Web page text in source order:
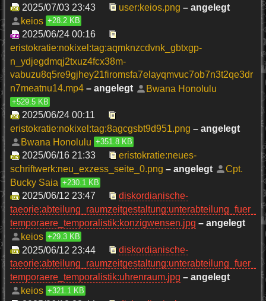
2025/07/03 23:43 user:keios.png – angelegt
keios +28.2 KB
2025/06/24 00:16
eristokratie:nokixel:tag:aqmknzcdvnk_gbtxgp-
n_ydjegdmqj2txuz4fcx38m-
vabuzu8q5re9gjhey21firomsfa7elayqmvuc7ob7n3t2qe3dr
n7meatnu14.mp4 – angelegt Bwana Honolulu
+529.5 KB
2025/06/24 00:11
eristokratie:nokixel:tag:8agcgsbt9d951.png – angelegt
Bwana Honolulu +351.8 KB
2025/06/16 21:33
eristokratie:neues-
schriftwerk:neu_exzess_seite_0.png – angelegt
Cpt.
Bucky Saia +230.1 KB
2025/06/12 23:47
diskordianische-
taeorie:abteilung_raumzeitgestaltung:unterabteilung_fuer_
temporaere_temporalistik:konzigwensen.jpg – angelegt
keios +29.3 KB
2025/06/12 23:44
diskordianische-
taeorie:abteilung_raumzeitgestaltung:unterabteilung_fuer_
temporaere_temporalistik:uhrenraum.jpg – angelegt
keios +321.1 KB